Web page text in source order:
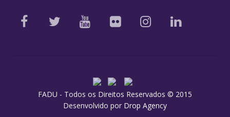
FADU - Todos os Direitos Reservados © 2015
Desenvolvido por Drop Agency